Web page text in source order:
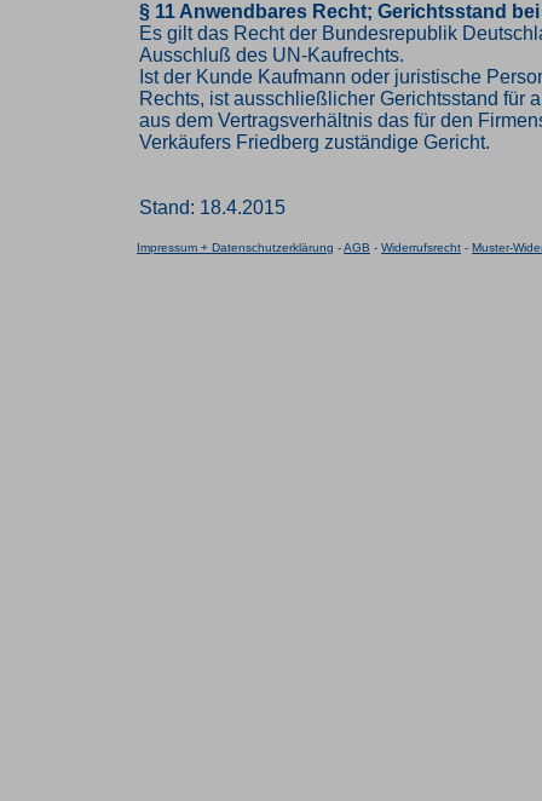
§ 11 Anwendbares Recht; Gerichtsstand
Es gilt das Recht der Bundesrepublik
Ausschluß des UN-Kaufrechts.
Ist der Kunde Kaufmann oder juristische
Rechts, ist ausschließlicher Gerichtsstand für
aus dem Vertragsverhältnis das für den
Verkäufers Friedberg zuständige Gericht.
Stand: 18.4.2015
Impressum + Datenschutzerklärung -AGB - Widerrufsrecht - Muster-